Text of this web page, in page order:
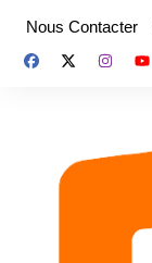
contenu
Nous Contacter